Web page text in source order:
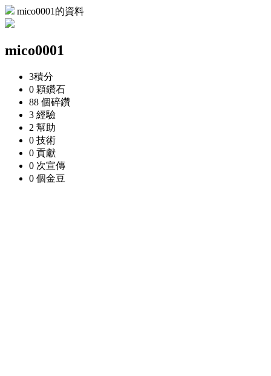
mico0001的資料
mico0001
3積分
0 顆鑽石
88 個碎鑽
3 經驗
2 幫助
0 技術
0 貢獻
0 次宣傳
0 個金豆